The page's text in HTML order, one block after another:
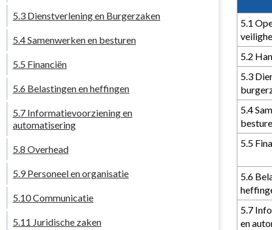
5.3 Dienstverlening en Burgerzaken
5.4 Samenwerken en besturen
5.5 Financiën
5.6 Belastingen en heffingen
5.7 Informatievoorziening en
automatisering
5.8 Overhead
5.9 Personeel en organisatie
5.10 Communicatie
5.11 Juridische zaken
programma
5.1
5.2
5.3
5.4
5.5
5.6
5.7
en